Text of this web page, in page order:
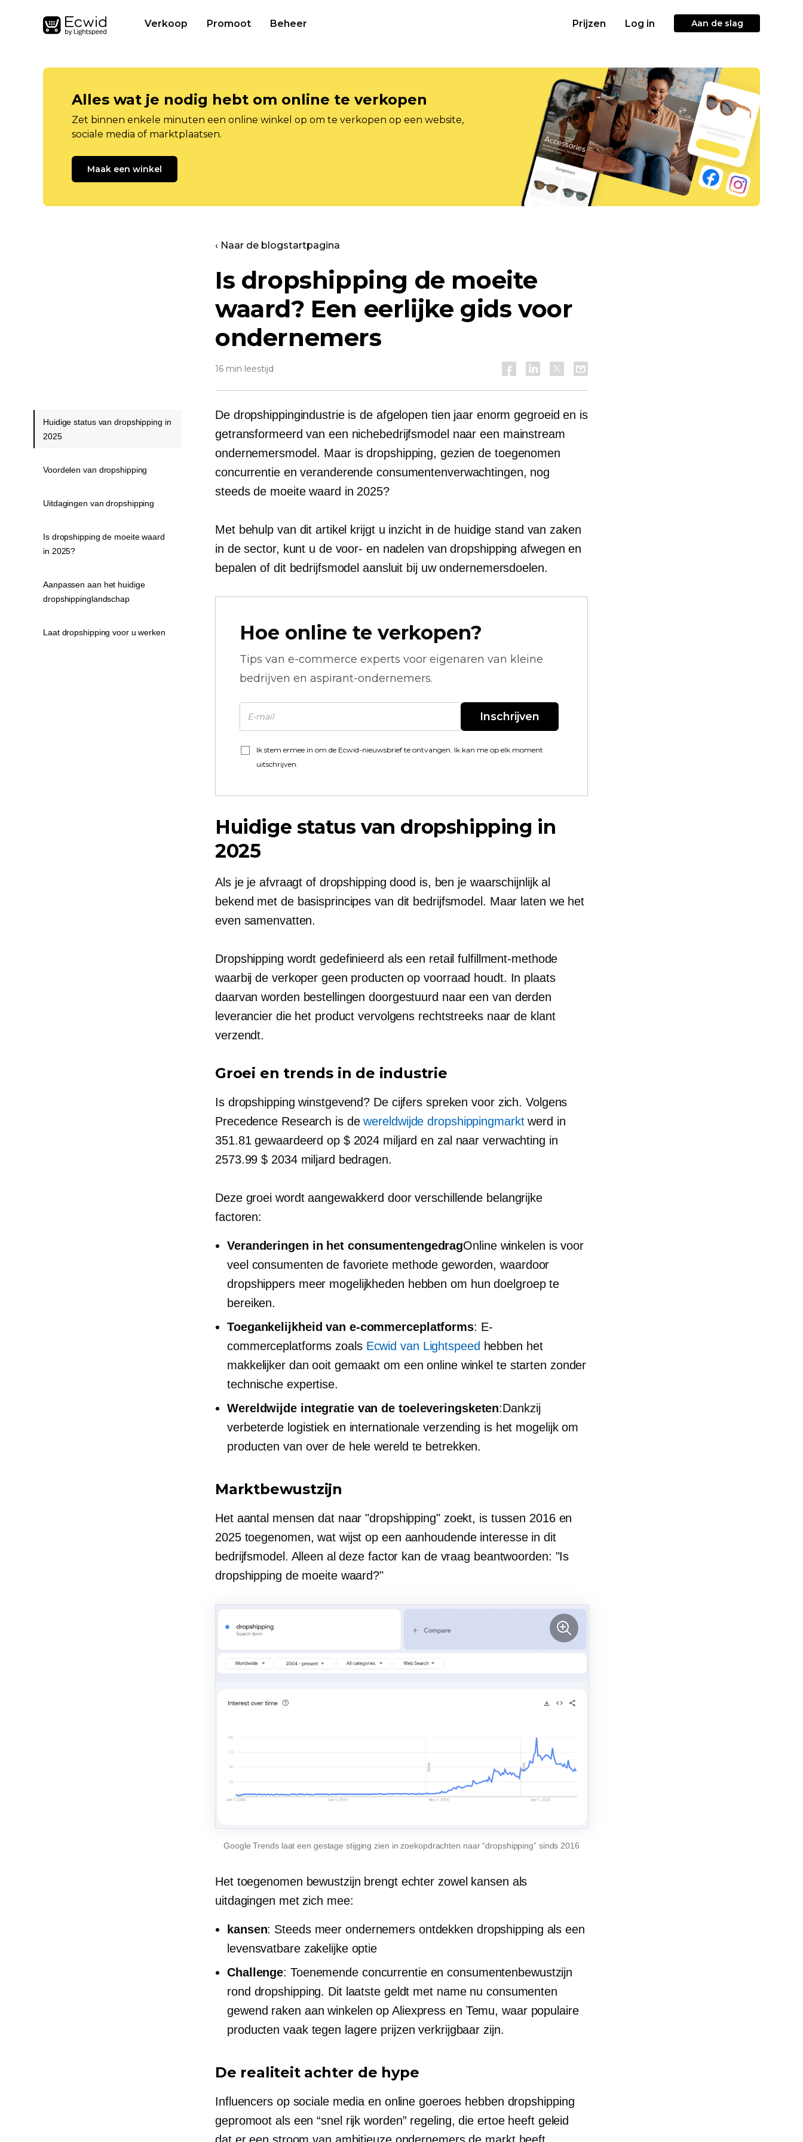
Verkoop Promoot Beheer Prijzen Log in Aan de slag
Alles wat je nodig hebt om online te verkopen
Zet binnen enkele minuten een online winkel op om te verkopen op een website,
sociale media of marktplaatsen.
Maak een winkel
‹ Naar de blogstartpagina
Is dropshipping de moeite
waard? Een eerlijke gids voor
ondernemers
16 min leestijd
De dropshippingindustrie is de afgelopen tien jaar enorm gegroeid en is
getransformeerd van een nichebedrijfsmodel naar een mainstream
ondernemersmodel. Maar is dropshipping, gezien de toegenomen
concurrentie en veranderende consumentenverwachtingen, nog
steeds de moeite waard in 2025?
Met behulp van dit artikel krijgt u inzicht in de huidige stand van zaken
in de sector, kunt u de voor- en nadelen van dropshipping afwegen en
bepalen of dit bedrijfsmodel aansluit bij uw ondernemersdoelen.
Hoe online te verkopen?
Tips van e-commerce experts voor eigenaren van kleine
bedrijven en aspirant-ondernemers.
Inschrijven
Ik stem ermee in om de Ecwid-nieuwsbrief te ontvangen. Ik kan me op elk moment
uitschrijven.
Huidige status van dropshipping in
2025
Als je je afvraagt of dropshipping dood is, ben je waarschijnlijk al
bekend met de basisprincipes van dit bedrijfsmodel. Maar laten we het
even samenvatten.
Dropshipping wordt gedefinieerd als een retail fulfillment-methode
waarbij de verkoper geen producten op voorraad houdt. In plaats
daarvan worden bestellingen doorgestuurd naar een van derden
leverancier die het product vervolgens rechtstreeks naar de klant
verzendt.
Groei en trends in de industrie
Is dropshipping winstgevend? De cijfers spreken voor zich. Volgens
Precedence Research is dewereldwijde dropshippingmarktwerd in
351.81 gewaardeerd op $ 2024 miljard en zal naar verwachting in
2573.99 $ 2034 miljard bedragen.
Deze groei wordt aangewakkerd door verschillende belangrijke
factoren:
Veranderingen in het consumentengedragOnline winkelen is voor
veel consumenten de favoriete methode geworden, waardoor
dropshippers meer mogelijkheden hebben om hun doelgroep te
bereiken.
Toegankelijkheid van e-commerceplatforms: E-
commerceplatforms zoals Ecwid van Lightspeed hebben het
makkelijker dan ooit gemaakt om een online winkel te starten zonder
technische expertise.
Wereldwijde integratie van de toeleveringsketen:Dankzij
verbeterde logistiek en internationale verzending is het mogelijk om
producten van over de hele wereld te betrekken.
Marktbewustzijn
Het aantal mensen dat naar "dropshipping" zoekt, is tussen 2016 en
2025 toegenomen, wat wijst op een aanhoudende interesse in dit
bedrijfsmodel. Alleen al deze factor kan de vraag beantwoorden: "Is
dropshipping de moeite waard?"
Google Trends laat een gestage stijging zien in zoekopdrachten naar “dropshipping” sinds 2016
Het toegenomen bewustzijn brengt echter zowel kansen als
uitdagingen met zich mee:
kansen: Steeds meer ondernemers ontdekken dropshipping als een
levensvatbare zakelijke optie
Challenge: Toenemende concurrentie en consumentenbewustzijn
rond dropshipping. Dit laatste geldt met name nu consumenten
gewend raken aan winkelen op Aliexpress en Temu, waar populaire
producten vaak tegen lagere prijzen verkrijgbaar zijn.
De realiteit achter de hype
Influencers op sociale media en online goeroes hebben dropshipping
gepromoot als een“snel rijk worden” regeling, die ertoe heeft geleid
Huidige status van dropshipping in
2025
Voordelen van dropshipping
Uitdagingen van dropshipping
Is dropshipping de moeite waard
in 2025?
Aanpassen aan het huidige
dropshippinglandschap
Laat dropshipping voor u werken